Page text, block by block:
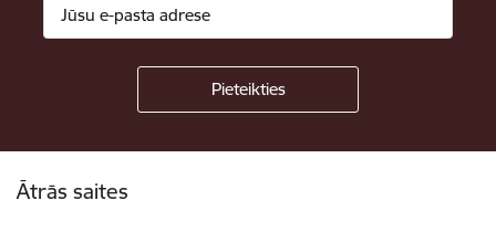
Ātrās saites